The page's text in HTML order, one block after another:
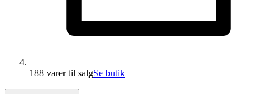
188 varertil salgSe butik